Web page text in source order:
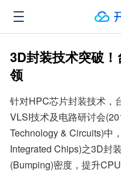
3D封装技术突破
领
针对HPC芯片封装技术，
VLSI技术及电路研讨会
Technology & Circuits)中
Integrated Chips)之3D封
(Bumping)密度，提升